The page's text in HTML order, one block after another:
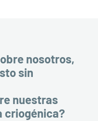
nosotros,
sin
nuestras
criogénica?